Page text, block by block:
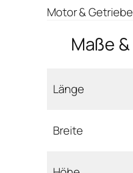
Motor & Getriebe
Maße
Länge
Breite